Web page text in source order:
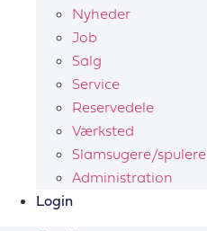
Nyheder
Job
Salg
Service
Reservedele
Værksted
Slamsugere/spulere
Administration
Login